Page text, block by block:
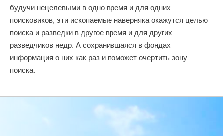
будучи нецелевыми в одно время и для одних
поисковиков, эти ископаемые наверняка окажутся целью
поиска и разведки в другое время и для других
разведчиков недр. А сохранившаяся в фондах
информация о них как раз и поможет очертить зону
поиска.